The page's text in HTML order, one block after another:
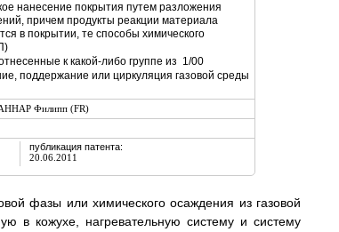
нанесение покрытия путем разложения
причем продукты реакции материала
в покрытии, те способы химического
к какой-либо группе из 1/00
поддержание или циркуляция газовой среды
Филипп (FR)
публикация патента:
20.06.2011
фазы или химического осаждения из газовой
в кожухе, нагревательную систему и систему